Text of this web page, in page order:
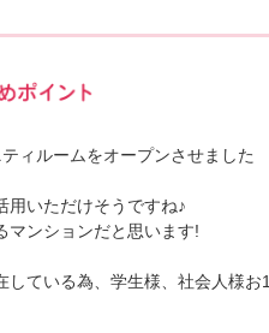
ィルームをオープンさせました
用いただけそうですね♪
マンションだと思います!
ている為、学生様、社会人様お1